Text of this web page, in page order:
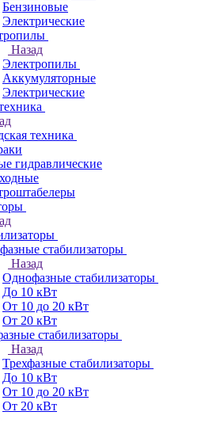
Бензиновые
Электрические
Назад
Электропилы
Аккумуляторные
Электрические
техника
гидравлические
стабилизаторы
Назад
Однофазные стабилизаторы
До 10 кВт
От 10 до 20 кВт
От 20 кВт
стабилизаторы
Назад
Трехфазные стабилизаторы
До 10 кВт
От 10 до 20 кВт
От 20 кВт